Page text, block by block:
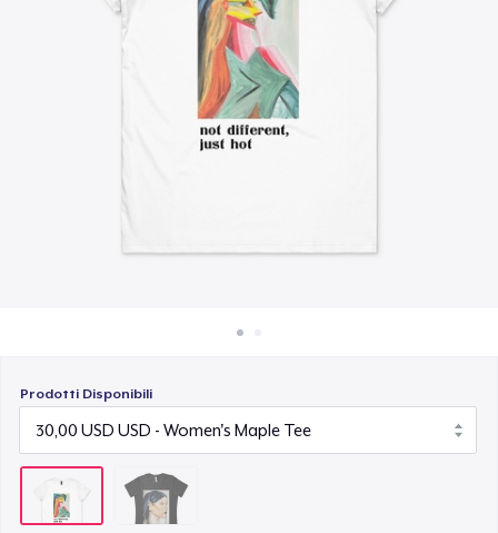
Vendi ovunque
Vendi qualsiasi cosa
Prodotti Disponibili